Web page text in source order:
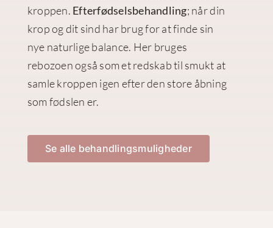
kroppen. Efterfødselsbehandling; når din
krop og dit sind har brug for at finde sin
nye naturlige balance. Her bruges
rebozoen også som et redskab til smukt at
samle kroppen igen efter den store åbning
som fødslen er.
Se alle behandlingsmuligheder